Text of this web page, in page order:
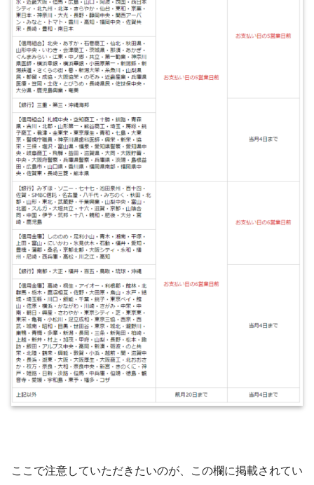
ここで注意していただきたいのが、この欄に掲載されてい